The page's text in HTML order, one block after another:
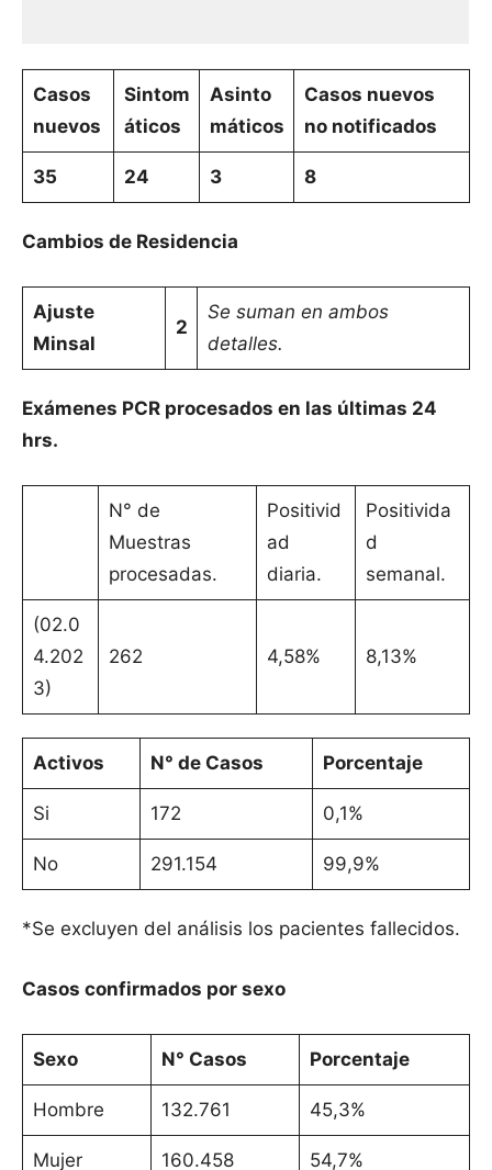
Casos
nuevos
Sintom
áticos
Asinto
máticos
Casos nuevos
no notificados
35 24 3 8
Cambios de Residencia
Ajuste
Minsal
2
Se suman en ambos
detalles.
Exámenes PCR procesados en las últimas 24
hrs.
N° de
Muestras
procesadas.
Positivid
ad
diaria.
Positivida
d
semanal.
(02.0
4.202
3)
262 4,58% 8,13%
Activos N° de Casos Porcentaje
Si 172 0,1%
No 291.154 99,9%
*Se excluyen del análisis los pacientes fallecidos.
Casos confirmados por sexo
Sexo N° Casos Porcentaje
Hombre 132.761 45,3%
Mujer 160.458 54,7%